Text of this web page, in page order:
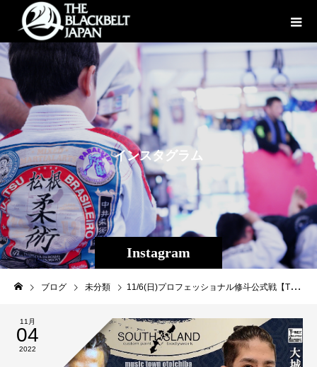
Instagram
インスタグラ ム
ブログ 未分類 11/6(日)プロフェッショナル修斗公式戦【THE SHOOTO OKINAWA vol.7 】inコザミュージックタウン音市場【第４試合 ストロー級（-５２．２ｋｇ）５分２Ｒ】現在３連勝と好調のTheパラエストラ沖縄きっての優等生＆一発ギャガー畠山隆称VS沖縄出身福岡産ファイター大城正也、２年前の試合では痛み分けだった2人の決着戦！畠山隆称（沖縄那覇/Theパラエストラ沖縄那覇）ＶＳ大城正也（福岡/ T-REX柔術アカデミー）完全LIVEツイキャスURL↓https://twitcasting.tv/f:3609780655707379/shopcart/185879#shooto1106 #THESHOOTOOKINAWA #EVERGROUND #斬修斗沖縄 #修斗 #shooto #沖縄 #パラエストラ #那覇 #コザ #コザミュージックタウン #MMA #総合格闘技
11月
04
2022